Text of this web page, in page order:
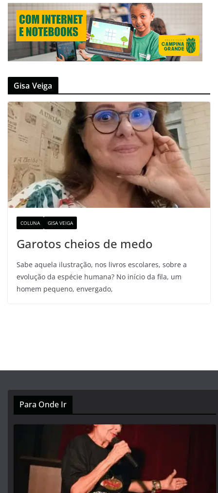
Gisa Veiga
COLUNA GISA VEIGA
Garotos cheios de medo
Sabe aquela ilustração, nos livros escolares, sobre a
evolução da espécie humana? No início da fila, um
homem pequeno, envergado,
Para Onde Ir